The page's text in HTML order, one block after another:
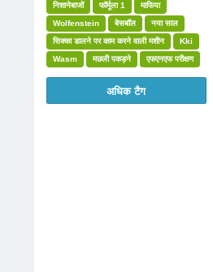
निशानेबाजों
फॉर्मूला 1
माफिया
Wolfenstein
बेसबॉल
नया साल
सिक्का डालने पर काम करने वाली मशीन
Kki
Wasm
मछली पकड़ने एफएनएफ परीक्षण
अधिक टैग